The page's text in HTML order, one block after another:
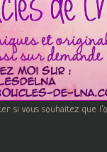
si vous souhaitez que